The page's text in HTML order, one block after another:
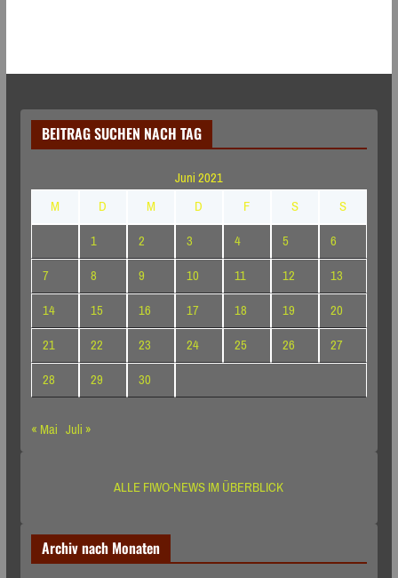
BEITRAG SUCHEN NACH TAG
Juni 2021
M
D M D F S
S
1
2 3 4 5
6
7
8 9 10 11 12
13
14
15 16 17 18 19
20
21
22 23 24 25 26
27
28
29
30
« Mai Juli »
ALLE FIWO-NEWS IM ÜBERBLICK
Archiv nach Monaten